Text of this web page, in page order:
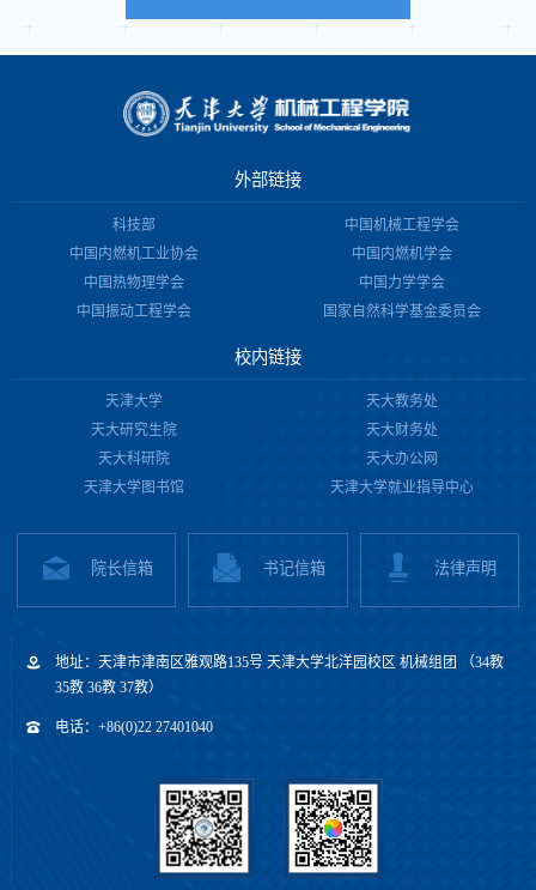
外部链接
科技部
中国机械工程学会
中国内燃机工业协会
中国内燃机学会
中国热物理学会
中国力学学会
中国振动工程学会
国家自然科学基金委员会
校内链接
天津大学
天大教务处
天大研究生院
天大财务处
天大科研院
天大办公网
天津大学图书馆
天津大学就业指导中心
院长信箱 书记信箱 法律声明
地址：天津市津南区雅观路135号 天津大学北洋园校区 机械组团 （34教
35教 36教 37教）
电话：+86(0)22 27401040